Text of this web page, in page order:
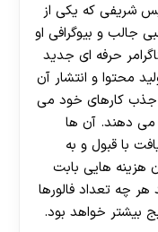
شریفی که یکی از
جالب و بیوگرافی او
حرفه ای جدید
محتوا و انتشار آن
کارهای خود می
می دهند. آن ها
با قبول و به
هزینه هایی بابت
چه تعداد فالورها
بیشتر خواهد بود.